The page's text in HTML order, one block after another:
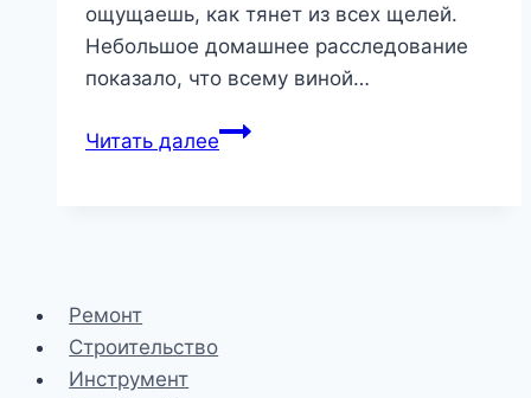
ощущаешь, как тянет из всех щелей.
Небольшое домашнее расследование
показало, что всему виной…
Читать далееКак
Ремонт
Строительство
Инструмент